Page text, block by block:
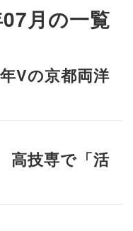
月の一覧
Vの京都両洋
高技専で「活